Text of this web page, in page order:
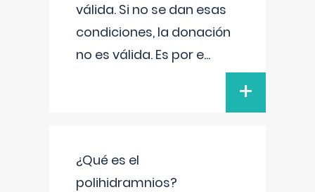
válida. Si no se dan esas
condiciones, la donación
no es válida. Es por e...
+
¿Qué es el
polihidramnios?